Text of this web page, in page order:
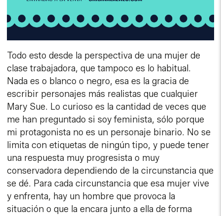
Todo esto desde la perspectiva de una mujer de
clase trabajadora, que tampoco es lo habitual.
Nada es o blanco o negro, esa es la gracia de
escribir personajes más realistas que cualquier
Mary Sue. Lo curioso es la cantidad de veces que
me han preguntado si soy feminista, sólo porque
mi protagonista no es un personaje binario. No se
limita con etiquetas de ningún tipo, y puede tener
una respuesta muy progresista o muy
conservadora dependiendo de la circunstancia que
se dé. Para cada circunstancia que esa mujer vive
y enfrenta, hay un hombre que provoca la
situación o que la encara junto a ella de forma